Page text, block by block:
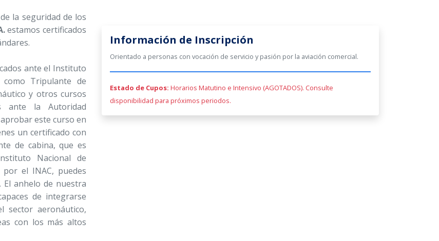
la seguridad de los
estamos certificados
ante el Instituto
Tripulante de
y otros cursos
ante la Autoridad
este curso en
un certificado con
de cabina, que es
Nacional de
por el INAC, puedes
El anhelo de nuestra
de integrarse
sector aeronáutico,
con los más altos
Información de Inscripción
Orientado a personas con vocación de servicio y pasión por la aviación comercial.
Estado de Cupos: Horarios Matutino e Intensivo (AGOTADOS). Consulte
disponibilidad para próximos periodos.